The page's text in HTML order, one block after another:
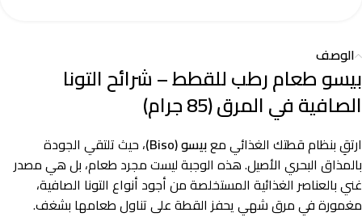
الوصف
بيسو طعام رطب للقطط – شرائح التونا
الصافية في المرق (85 جرام)
ارتقِ بنظام قطتك الغذائي معبيسو (Biso)
، حيث تلتقي الجودة
بالمذاق البحري الأصيل. هذه الوجبة ليست مجرد طعام، بل هي مصدر
غني بالعناصر الغذائية المستخلصة من أجود أنواع التونا الصافية،
مغمورة في مرق شهي يحفز القطة على تناول طعامها بشغف.